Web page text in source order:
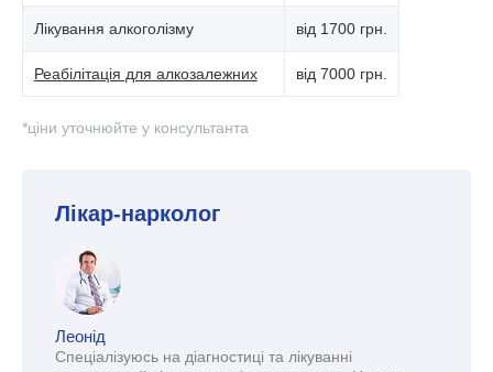
Лікування алкоголізму від 1700 грн.
Реабілітація для алкозалежних від 7000 грн.
*ціни уточнюйте у консультанта
Лікар-нарколог
Леонід
Спеціалізуюсь на діагностиці та лікуванні